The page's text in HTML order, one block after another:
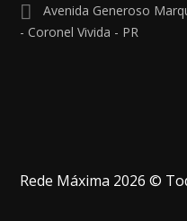
Avenida Generoso
- Coronel Vivida - PR
Rede Máxima 2026 ©